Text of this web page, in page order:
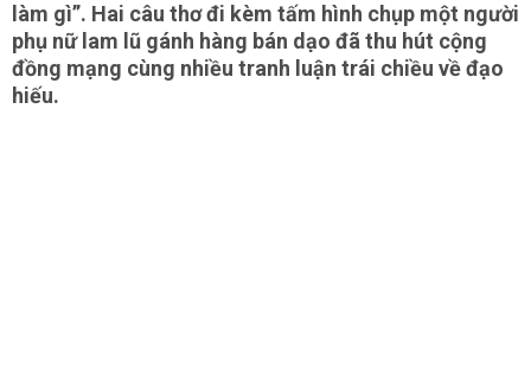
làm gì”. Hai câu thơ đi kèm tấm hình chụp một người
phụ nữ lam lũ gánh hàng bán dạo đã thu hút cộng
đồng mạng cùng nhiều tranh luận trái chiều về đạo
hiếu.